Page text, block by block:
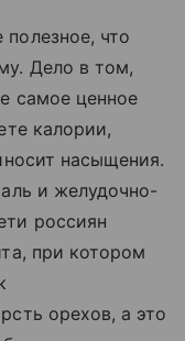
что
Дело в том,
самое ценное
калории,
насыщения.
и желудочно-
россиян
при котором
орехов, а это